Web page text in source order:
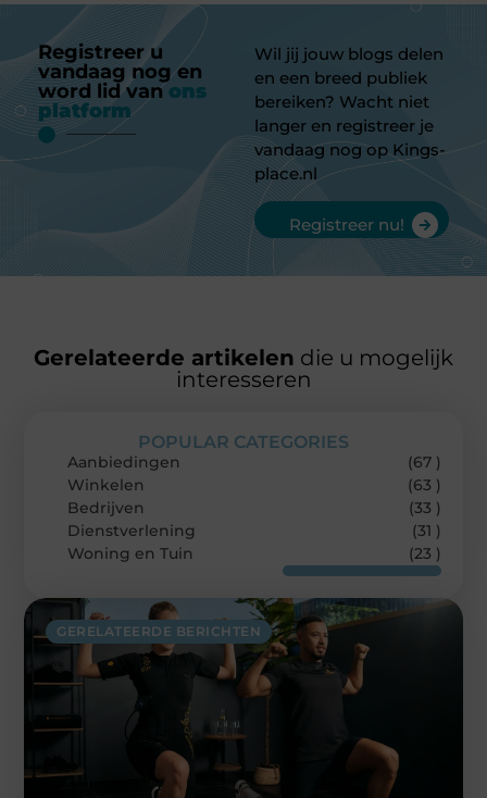
Registreer u
vandaag nog en
word lid van ons
platform
Wil jij jouw blogs delen
en een breed publiek
bereiken? Wacht niet
langer en registreer je
vandaag nog op Kings-
place.nl
Registreer nu!
Gerelateerde artikelen die u mogelijk
interesseren
GERELATEERDE BERICHTEN
POPULAR CATEGORIES
Aanbiedingen
(67 )
Winkelen
(63 )
Bedrijven
(33 )
Dienstverlening
(31 )
Woning en Tuin
(23 )